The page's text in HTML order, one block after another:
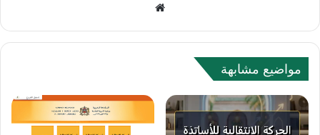
مواضيع مشابهة